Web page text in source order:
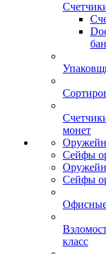
монет
Сейфы
Сейфы
класс